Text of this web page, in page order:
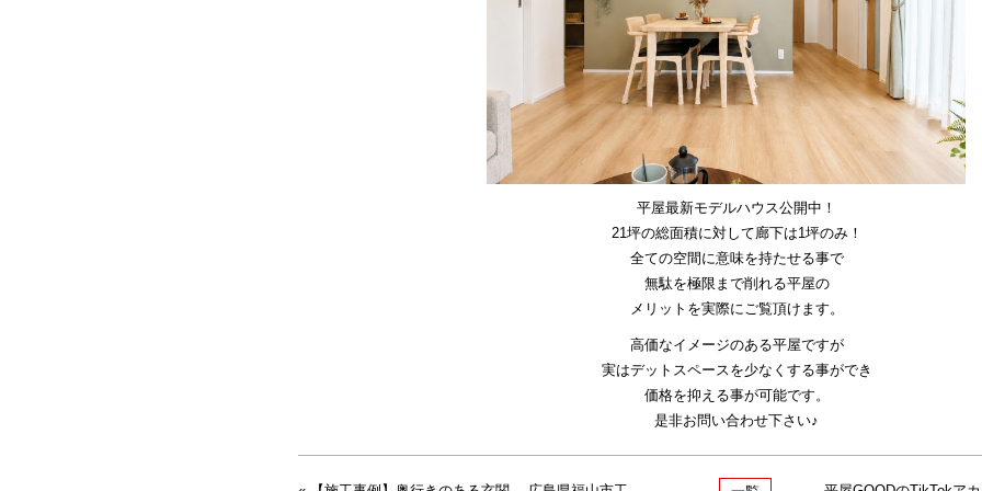
平屋最新モデルハウス公開中！
21坪の総面積に対して廊下は1坪のみ！
全ての空間に意味を持たせる事で
無駄を極限まで削れる平屋の
メリットを実際にご覧頂けます。
高価なイメージのある平屋ですが
実はデットスペースを少なくする事ができ
価格を抑える事が可能です。
是非お問い合わせ下さい♪